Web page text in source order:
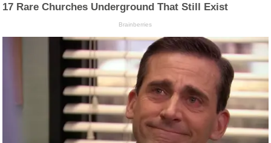
17 Rare Churches Underground That Still Exist
Brainberries